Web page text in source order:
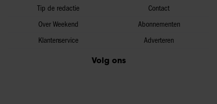
Tip de redactie
Over Weekend
Klantenservice
Contact
Abonnementen
Adverteren
Volg ons